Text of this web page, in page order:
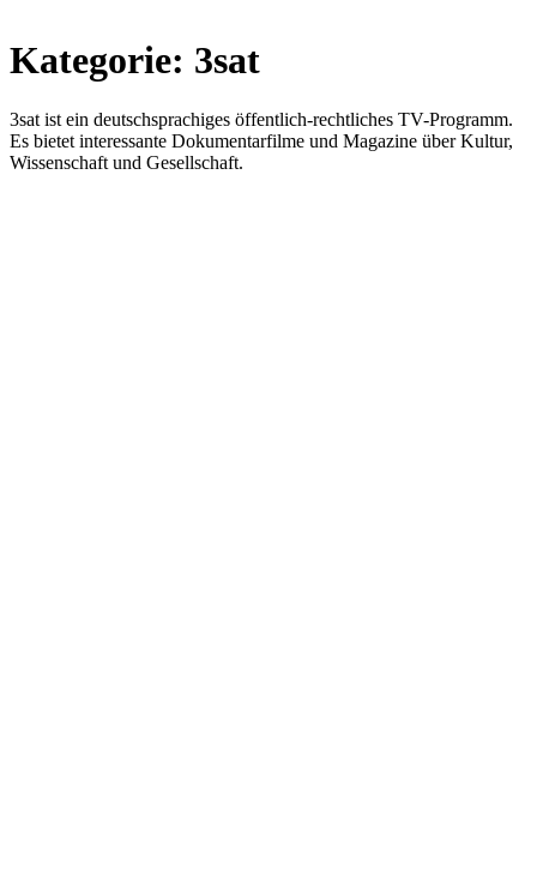
Kategorie: 3sat
3sat ist ein deutschsprachiges öffentlich-rechtliches TV-Programm.
Es bietet interessante Dokumentarfilme und Magazine über Kultur,
Wissenschaft und Gesellschaft.